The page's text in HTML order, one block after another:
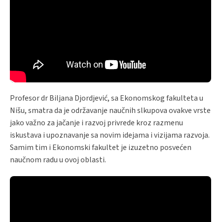
Profesor dr Biljana Djordjević, sa Ekonomskog fakulteta u
Nišu, smatra da je održavanje naučnih slkupova ovakve vrste
jako važno za jačanje i razvoj privrede kroz razmenu
iskustava i upoznavanje sa novim idejama i vizijama razvoja.
Samim tim i Ekonomski fakultet je izuzetno posvećen
naučnom radu u ovoj oblasti.